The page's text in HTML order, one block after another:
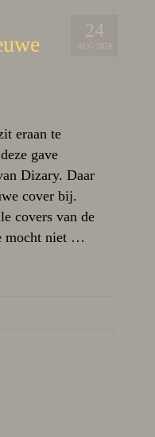
24
AUG 2024
eraan te
gave
Dizary. Daar
cover bij.
covers van de
mocht niet …